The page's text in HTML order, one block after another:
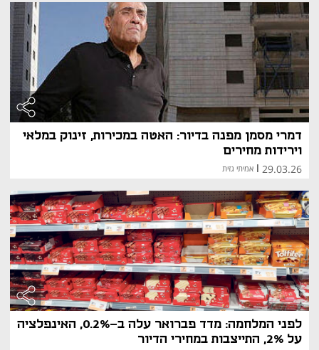
דמרי מסמן מפנה בדיור: האטה במכירות, זינוק במלאי
וירידות מחירים
29.03.26 אמיתי גזית
לפני המלחמה: מדד פברואר עלה ב-0.2%, האינפלציה
על 2%, התייצבות במחירי הדיור